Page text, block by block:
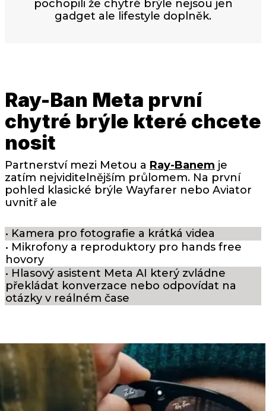
pochopili že chytré brýle nejsou jen
gadget ale lifestyle doplněk.
Ray-Ban Meta první
chytré brýle které chcete
nosit
Partnerství mezi Metou a Ray-Banem je
zatím nejviditelnějším průlomem. Na první
pohled klasické brýle Wayfarer nebo Aviator
uvnitř ale
• Kamera pro fotografie a krátká videa
• Mikrofony a reproduktory pro hands free
hovory
• Hlasový asistent Meta AI který zvládne
překládat konverzace nebo odpovídat na
otázky v reálném čase